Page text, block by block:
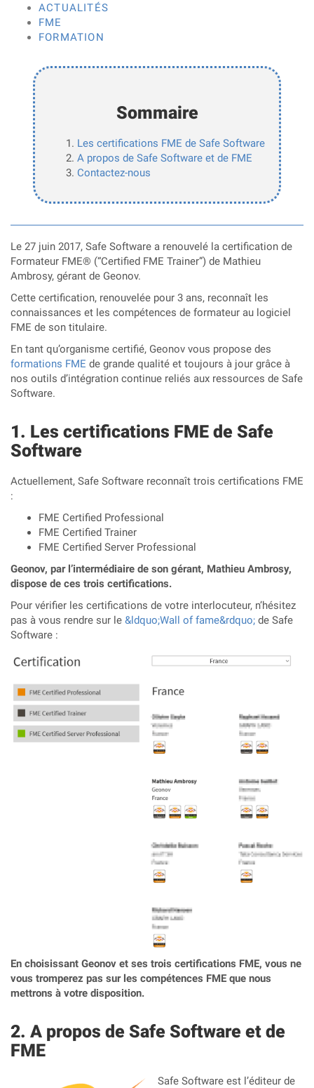
ACTUALITÉS
FME
FORMATION
Sommaire
Les certifications FME de Safe Software
A propos de Safe Software et de FME
Contactez-nous
Le 27 juin 2017, Safe Software a renouvelé la certification de
Formateur FME® (“Certified FME Trainer”) de Mathieu
Ambrosy, gérant de Geonov.
Cette certification, renouvelée pour 3 ans, reconnaît les
connaissances et les compétences de formateur au logiciel
FME de son titulaire.
En tant qu’organisme certifié, Geonov vous propose des
formations FME de grande qualité et toujours à jour grâce à
nos outils d’intégration continue reliés aux ressources de Safe
Software.
Les certifications FME de Safe
Software
Actuellement, Safe Software reconnaît trois certifications FME
:
FME Certified Professional
FME Certified Trainer
FME Certified Server Professional
Geonov, par l’intermédiaire de son gérant, Mathieu Ambrosy,
dispose de ces trois certifications.
Pour vérifier les certifications de votre interlocuteur, n’hésitez
pas à vous rendre sur le &ldquo;Wall of fame&rdquo; de Safe
Software :
En choisissant Geonov et ses trois certifications FME, vous ne
vous tromperez pas sur les compétences FME que nous
mettrons à votre disposition.
A propos de Safe Software et de
FME
Safe Software est l’éditeur de